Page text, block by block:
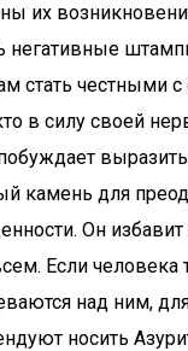
их
негативные
стать честными с
в силу своей
камень для
Он избавит
Если человека
над ним,
носить